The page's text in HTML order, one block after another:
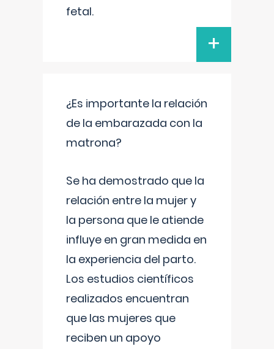
fetal.
+
¿Es importante la relación
de la embarazada con la
matrona?
Se ha demostrado que la
relación entre la mujer y
la persona que le atiende
influye en gran medida en
la experiencia del parto.
Los estudios científicos
realizados encuentran
que las mujeres que
reciben un apoyo